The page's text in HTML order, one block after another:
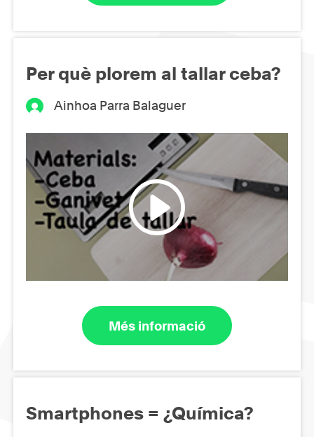
Per què plorem al tallar ceba?
Ainhoa Parra Balaguer
Més informació
Smartphones = ¿Química?